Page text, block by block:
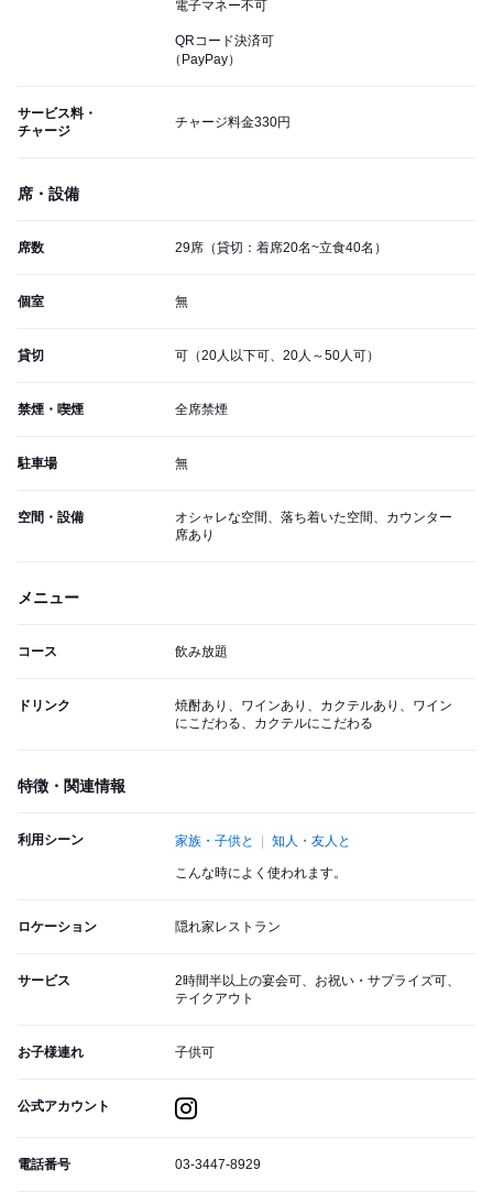
電子マネー不可
QRコード決済可
（PayPay）
サービス料・
チャージ
チャージ料金330円
席・設備
席数 29席（貸切：着席20名~立食40名）
個室 無
貸切 可（20人以下可、20人～50人可）
禁煙・喫煙 全席禁煙
駐車場 無
空間・設備
オシャレな空間、落ち着いた空間、カウンター
席あり
メニュー
コース 飲み放題
ドリンク
焼酎あり、ワインあり、カクテルあり、ワイン
にこだわる、カクテルにこだわる
特徴・関連情報
利用シーン 家族・子供と 知人・友人と
こんな時によく使われます。
ロケーション 隠れ家レストラン
サービス
2時間半以上の宴会可、お祝い・サプライズ可、
テイクアウト
お子様連れ 子供可
公式アカウント
電話番号 03-3447-8929